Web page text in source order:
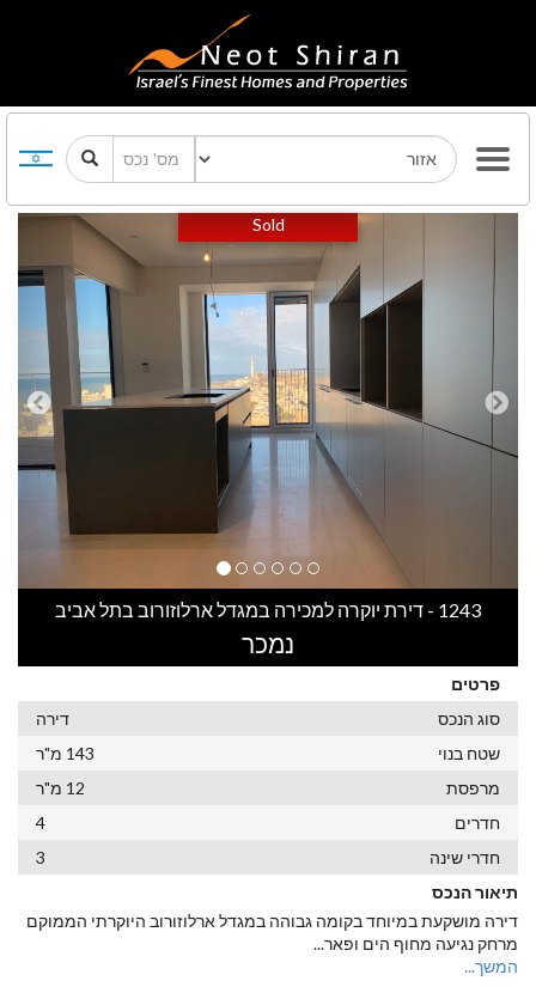
Sold
Previous Next
1243 - דירת יוקרה למכירה במגדל ארלוזורוב בתל אביב
נמכר
פרטים
סוג הנכס
דירה
שטח בנוי
143 מ"ר
מרפסת
12 מ"ר
חדרים
4
חדרי שינה
3
תיאור הנכס
דירה מושקעת במיוחד בקומה גבוהה במגדל ארלוזורוב היוקרתי הממוקם
מרחק נגיעה מחוף הים ופאר...
המשך...